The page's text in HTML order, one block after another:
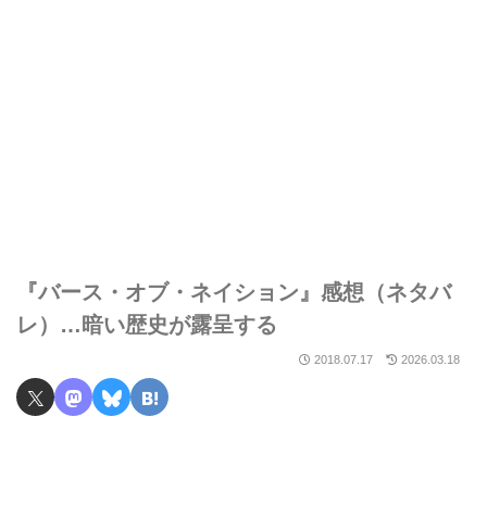
『バース・オブ・ネイション』感想（ネタバ
レ）…暗い歴史が露呈する
2018.07.17 2026.03.18